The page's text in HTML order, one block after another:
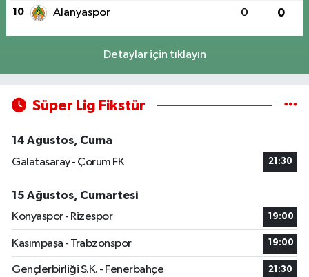
10 Alanyaspor 0 0
Detaylar için tıklayın
Süper Lig Fikstür
14 Ağustos, Cuma
Galatasaray - Çorum FK
21:30
15 Ağustos, Cumartesi
Konyaspor - Rizespor
19:00
Kasımpaşa - Trabzonspor 19:00
Gençlerbirliği S.K. - Fenerbahçe 21:30